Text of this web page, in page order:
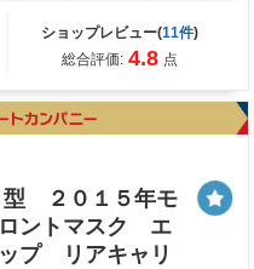
ショップレビュー(11件)
総合評価: 4.8 点
２０１５年モ
ントマスク エ
プ リアキャリ